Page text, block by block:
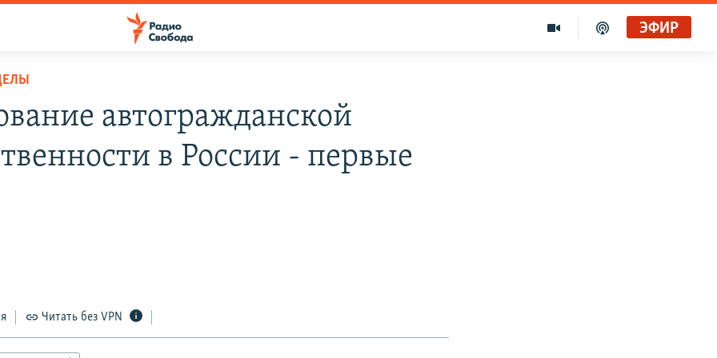
ЭФИР
автогражданской
в России - первые
Читать без VPN